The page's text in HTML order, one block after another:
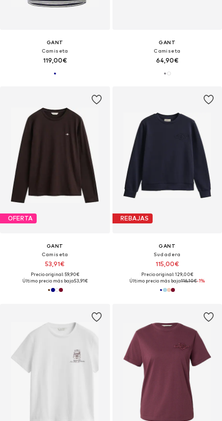
GANT
Camiseta
119,00€
GANT
Camiseta
64,90€
OFERTA
GANT
Camiseta
53,91€
Precio original: 59,90€
Último precio más bajo:53,91€
REBAJAS
GANT
Sudadera
115,00€
Precio original: 129,00€
Último precio más bajo:116,10€-1%